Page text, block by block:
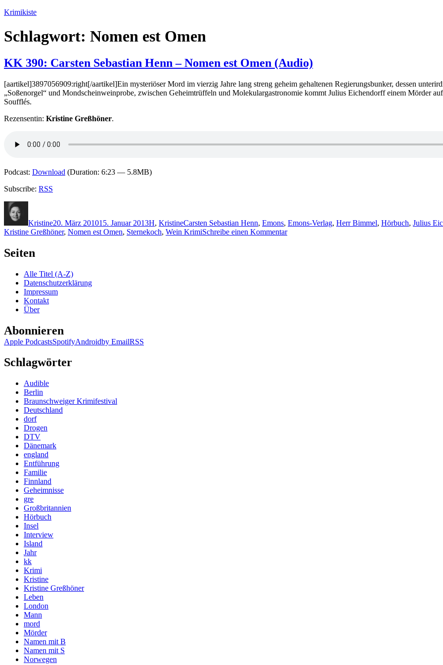
Zum
springen
Krimikiste
Schlagwort: Nomen est Omen
KK 390: Carsten Sebastian Henn – Nomen est Omen (Audio)
[aartikel]3897056909:right[/aartikel]Ein mysteriöser Mord im vierzig Jahre lang streng geheim gehaltenen Regierungsbunker, dessen
„Soßenorgel“ und Mondscheinweinprobe, zwischen Geheimtrüffeln und Molekulargastronomie kommt Julius Eichendorff einem Mörder
Soufflés.
Rezensentin: Kristine Greßhöner.
Podcast: Download (Duration: 6:23 — 5.8MB)
Subscribe: RSS
Kristine20. März 201015. Januar 2013H, KristineCarsten Sebastian Henn, Emons, Emons-Verlag, Herr Bimmel, Hörbuch, Julius
Kristine Greßhöner, Nomen est Omen, Sternekoch, Wein KrimiSchreibe einen Kommentarzu
Seiten
Alle Titel (A-Z)
Datenschutzerklärung
Impressum
Kontakt
Über
Abonnieren
Apple PodcastsSpotifyAndroidby EmailRSS
Schlagwörter
Audible
Berlin
Braunschweiger Krimifestival
Deutschland
dorf
Drogen
DTV
Dänemark
england
Entführung
Familie
Finnland
Geheimnisse
gre
Großbritannien
Hörbuch
Insel
Interview
Island
Jahr
kk
Krimi
Kristine
Kristine Greßhöner
Leben
London
Mann
mord
Mörder
Namen mit B
Namen mit S
Norwegen